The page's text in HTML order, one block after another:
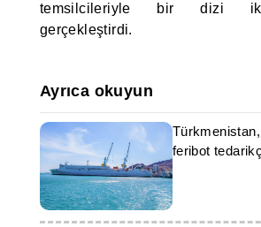
temsilcileriyle bir dizi
gerçekleştirdi.
Ayrıca okuyun
feribot